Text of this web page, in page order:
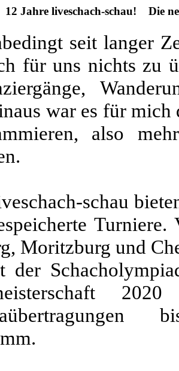
12 Jahre liveschach-schau! Die
seit langer
für uns nichts zu
war es für
also
schau
Moritzburg und
der